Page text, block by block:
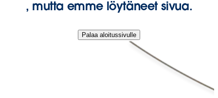
, mutta emme löytäneet sivua.
Palaa aloitussivulle